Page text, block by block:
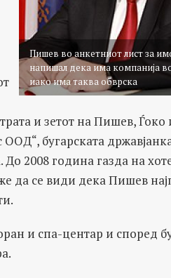
Пишев во анкетниот лист за
напишал дека има компанија
иако има таква обврска
и зетот на Пишев, Ѓоко
бугарската
2008 година газда на
да се види дека Пишев
и спа-центар и според